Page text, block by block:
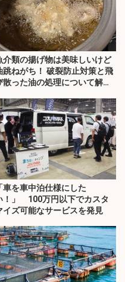
介類の揚げ物は美味しいけど
跳ねがち！ 破裂防止対策と飛
散った油の処理について解
「車を車中泊仕様にした
！」 100万円以下でカスタ
イズ可能なサービスを発見